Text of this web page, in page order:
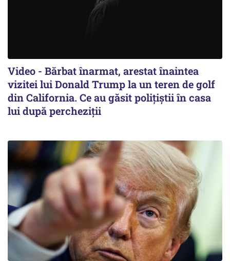
Video - Bărbat înarmat, arestat înaintea
vizitei lui Donald Trump la un teren de golf
din California. Ce au găsit polițiștii în casa
lui după percheziții